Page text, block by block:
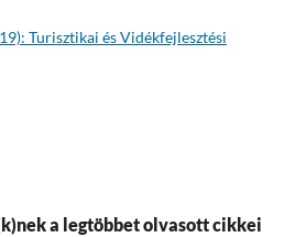
Turisztikai és Vidékfejlesztési
a legtöbbet olvasott cikkei